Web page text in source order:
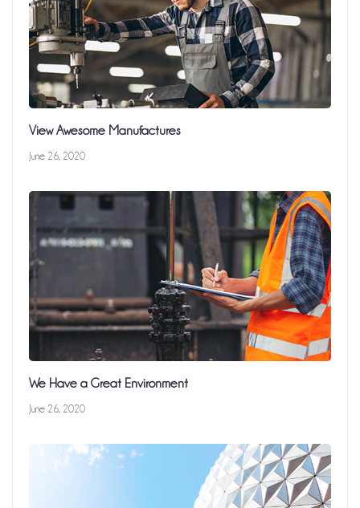
View Awesome Manufactures
June 26, 2020
We Have a Great Environment
June 26, 2020